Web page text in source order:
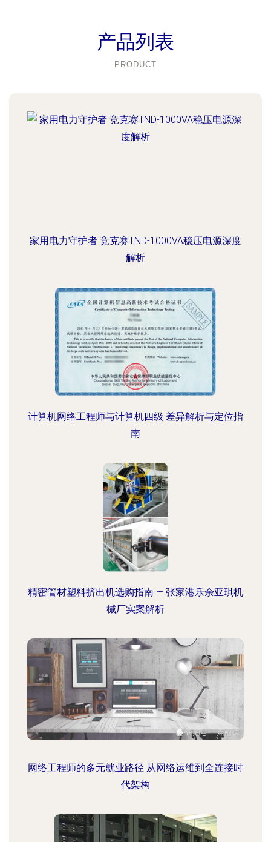
产品列表
PRODUCT
家用电力守护者 竞克赛TND-1000VA稳压电源深度
解析
计算机网络工程师与计算机四级 差异解析与定位指
南
精密管材塑料挤出机选购指南 — 张家港乐余亚琪机
械厂实案解析
网络工程师的多元就业路径 从网络运维到全连接时
代架构